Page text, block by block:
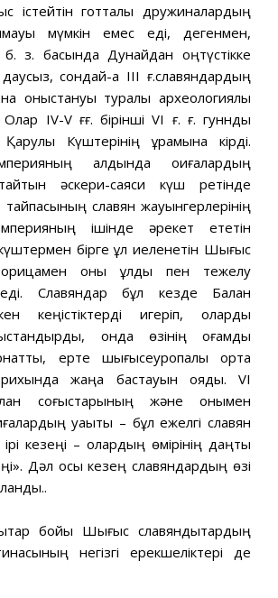
істейтін готталық дружиналардың
мүмкін емес еді, дегенмен,
з. басында Дунайдан оңтүстікке
сондай-ақ III ғ.славяндардың
қоныстануы туралы археологиялық
IV-V ғғ. бірінші VI ғ. ғ. гунндық
Күштерінің құрамына кірді.
алдында оқиғалардың
әскери-саяси күш ретінде
тайпасының славян жауынгерлерінің
ішінде әрекет ететін
бірге құл иеленетін Шығыс
оны құлдық пен тежелу
Славяндар бұл кезде Балқан
кеңістіктерді игеріп, оларды
онда өзінің қоғамдық
ерте шығысеуропалық орта
жаңа бастауын қояды. VI
соғыстарының және онымен
уақыты – бұл ежелгі славян
кезеңі – олардың өмірінің даңқты
Дәл осы кезең славяндардың өзі
бойы Шығыс славяндықтардың
негізгі ерекшеліктері де